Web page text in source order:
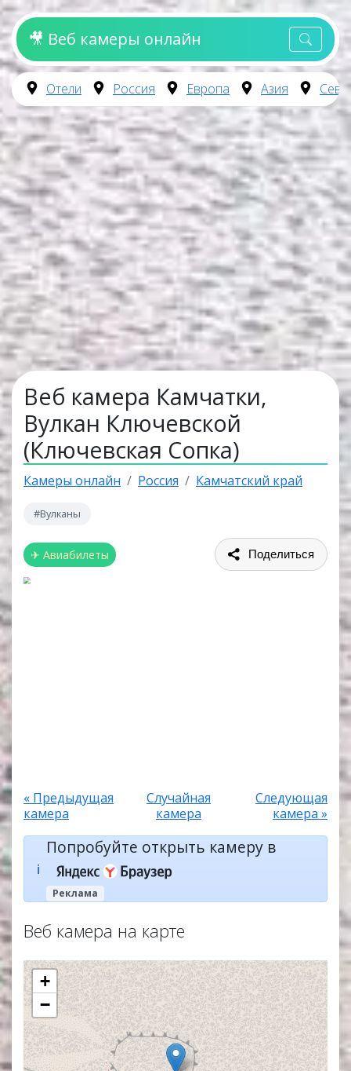
🎥 Веб камеры онлайн
Отели Россия Европа Азия
Веб камера Камчатки,
Вулкан Ключевской
(Ключевская Сопка)
Камеры онлайн Россия Камчатский край
#Вулканы
✈ Авиабилеты Поделиться
« Предыдущая
камера
Случайная
камера
Следующая
камера »
ℹ️
Попробуйте открыть камеру в
Реклама
Веб камера на карте
+
−